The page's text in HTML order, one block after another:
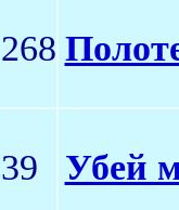
268
39 Убей